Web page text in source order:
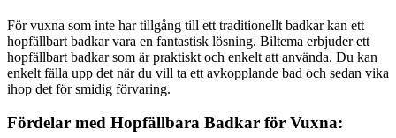
För vuxna som inte har tillgång till ett traditionellt badkar kan ett
hopfällbart badkar vara en fantastisk lösning. Biltema erbjuder ett
hopfällbart badkar som är praktiskt och enkelt att använda. Du kan
enkelt fälla upp det när du vill ta ett avkopplande bad och sedan vika
ihop det för smidig förvaring.
Fördelar med Hopfällbara Badkar för Vuxna: